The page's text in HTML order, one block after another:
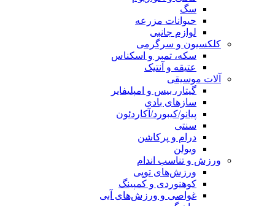
سگ
حیوانات مزرعه
لوازم جانبی
کلکسیون و سرگرمی
سکه، تمبر و اسکناس
عتیقه و آنتیک
آلات موسیقی
گیتار، بیس و امپلیفایر
سازهای بادی
پیانو/کیبورد/آکاردئون
سنتی
درام و پرکاشن
ویولن
ورزش و تناسب اندام
ورزش‌های توپی
کوهنوردی و کمپینگ
غواصی و ورزش‌های آبی